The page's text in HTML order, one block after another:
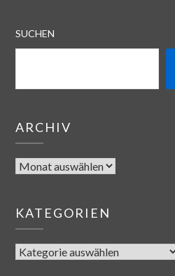
SUCHEN
ARCHIV
KATEGORIEN